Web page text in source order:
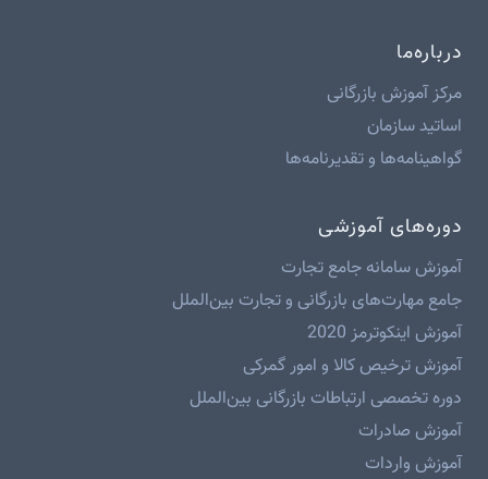
درباره‌ما
مرکز آموزش بازرگانی
اساتید سازمان
گواهینامه‌ها و تقدیرنامه‌ها
دوره‌های آموزشی
آموزش سامانه جامع تجارت
جامع مهارت‌های بازرگانی و تجارت بین‌الملل
آموزش اینکوترمز 2020
آموزش ترخیص کالا و امور گمرکی
دوره تخصصی ارتباطات بازرگانی بین‌الملل
آموزش صادرات
آموزش واردات